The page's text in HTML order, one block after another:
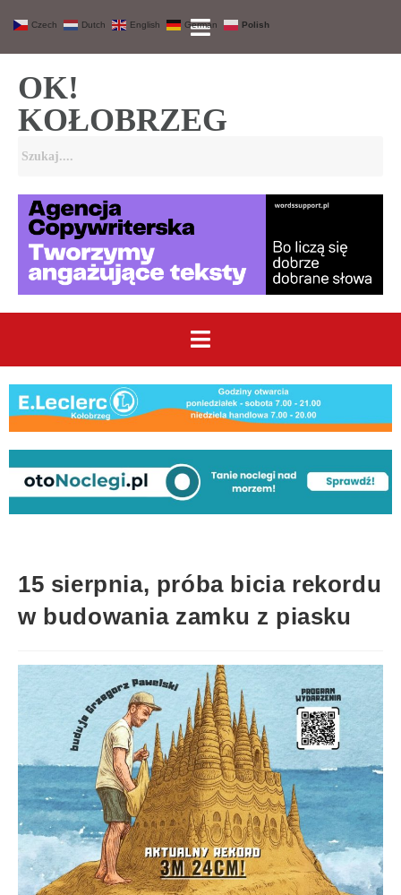
OK!
KOŁOBRZEG
15 sierpnia, próba bicia rekordu
w budowania zamku z piasku
Czech Dutch English German Polish